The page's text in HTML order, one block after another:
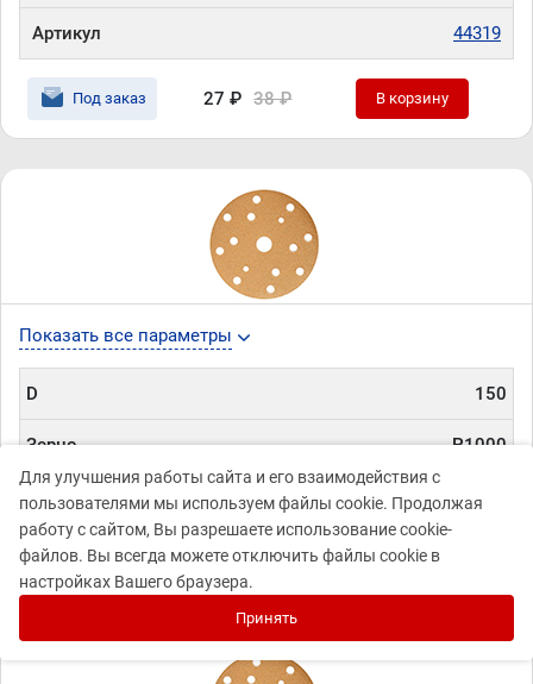
Артикул 44319
Под заказ 27 ₽ 38 ₽ В корзину
Показать все параметры
D 150
Зерно P1000
Артикул 44320
Под заказ 31 ₽ 44 ₽ В корзину
Для улучшения работы сайта и его взаимодействия с
пользователями мы используем файлы cookie. Продолжая
работу с сайтом, Вы разрешаете использование cookie-
файлов. Вы всегда можете отключить файлы cookie в
настройках Вашего браузера.
Принять